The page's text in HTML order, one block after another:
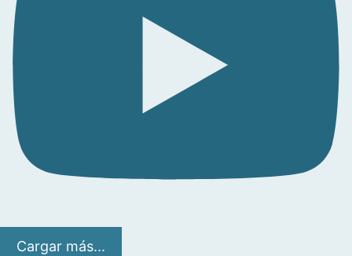
Cargar más...